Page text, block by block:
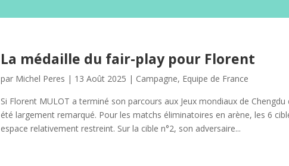
La médaille du fair-play pour Florent
par Michel Peres | 13 Août 2025 | Campagne, Equipe de France
Si Florent MULOT a terminé son parcours aux Jeux mondiaux de
été largement remarqué. Pour les matchs éliminatoires en arène, les 6
espace relativement restreint. Sur la cible n°2, son adversaire...